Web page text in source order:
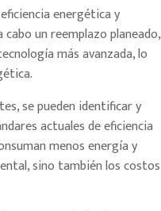
energética y
un reemplazo planeado,
más avanzada, lo
se pueden identificar y
actuales de eficiencia
menos energía y
sino también los costos